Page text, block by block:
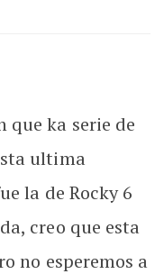
que ka serie de
ultima
la de Rocky 6
creo que esta
no esperemos a